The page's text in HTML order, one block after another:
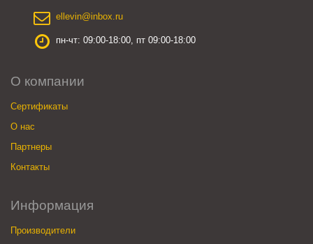
ellevin@inbox.ru
пн-чт: 09:00-18:00, пт 09:00-18:00
О компании
Сертификаты
О нас
Партнеры
Контакты
Информация
Производители